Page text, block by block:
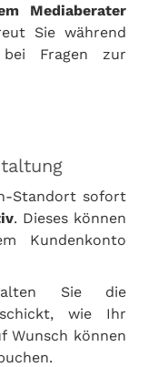
Mediaberater
Sie während
Fragen zur
Standort sofort
. Dieses können
Kundenkonto
Sie die
wie Ihr
Wunsch können